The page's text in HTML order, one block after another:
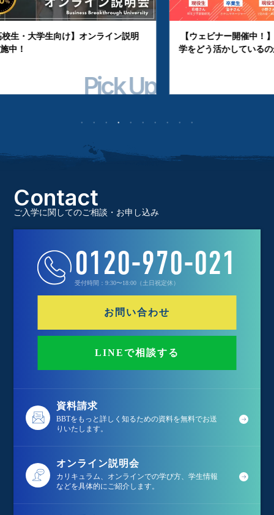
【ウェビナー開催中！】学生たちはBBT大
学をどう活かしているのか？
Event
【動画】BBT大
リアルな学びの
Contact
ご入学に関してのご相談・お申し込み
0120-970-021
受付時間：9:30〜18:00（土日祝定休）
お問い合わせ
LINEで相談する
資料請求
BBTをもっと詳しく知るための資料を無料でお送
りいたします。
オンライン説明会
カリキュラム、オンラインでの学び方、学生情報
などを具体的にご紹介します。